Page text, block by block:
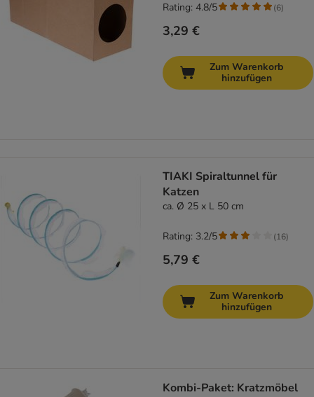
3,29 €
Rating: 4.8/5 (6)
Zum Warenkorb
hinzufügen
TIAKI Spiraltunnel für
Katzen
ca. Ø 25 x L 50 cm
5,79 €
Rating: 3.2/5 (16)
Zum Warenkorb
hinzufügen
Kombi-Paket: Kratzmöbel